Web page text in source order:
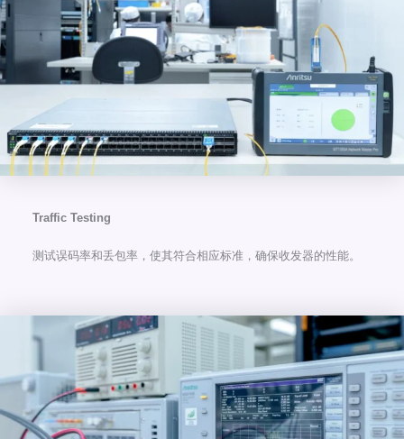
Traffic Testing
测试误码率和丢包率，使其符合相应标准，确保收发器的性能。